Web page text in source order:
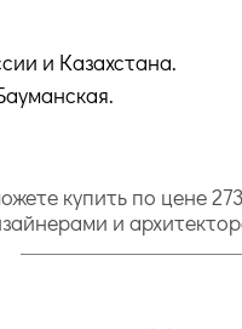
и Казахстана.
купить по цене
и